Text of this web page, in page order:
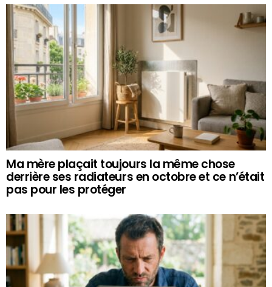
Ma mère plaçait toujours la même chose
derrière ses radiateurs en octobre et ce n’était
pas pour les protéger